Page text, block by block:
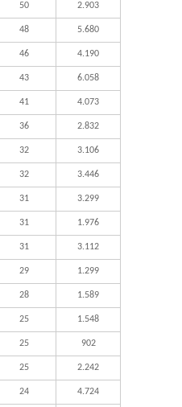
50 2.903
48 5.680
46 4.190
43 6.058
41 4.073
36 2.832
32 3.106
32 3.446
31 3.299
31 1.976
31 3.112
29 1.299
28 1.589
25 1.548
25 902
25 2.242
24 4.724